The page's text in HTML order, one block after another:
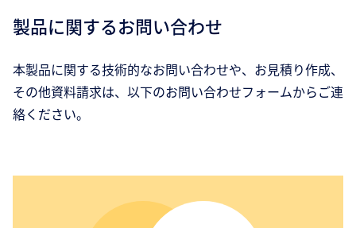
製品に関するお問い合わせ
本製品に関する技術的なお問い合わせや、お見積り作成、
その他資料請求は、以下のお問い合わせフォームからご連
絡ください。